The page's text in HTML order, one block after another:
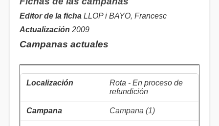
Editor de la ficha LLOP i BAYO, Francesc
Actualización 2009
Campanas actuales
Rota - En proceso de
refundición
Campana (1)